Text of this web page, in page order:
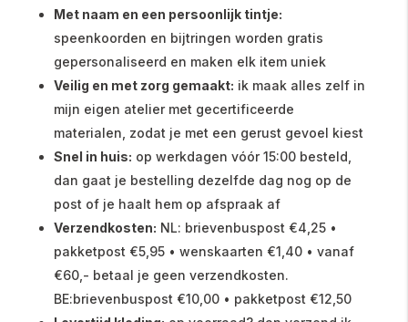
Met naam en een persoonlijk tintje:
speenkoorden en bijtringen worden gratis
gepersonaliseerd en maken elk item uniek
Veilig en met zorg gemaakt: ik maak alles zelf in
mijn eigen atelier met gecertificeerde
materialen, zodat je met een gerust gevoel kiest
Snel in huis: op werkdagen vóór 15:00 besteld,
dan gaat je bestelling dezelfde dag nog op de
post of je haalt hem op afspraak af
Verzendkosten: NL: brievenbuspost €4,25 •
pakketpost €5,95 • wenskaarten €1,40 • vanaf
€60,- betaal je geen verzendkosten.
BE:brievenbuspost €10,00 • pakketpost €12,50